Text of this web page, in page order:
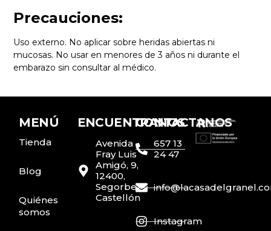
Precauciones:
Uso externo. No aplicar sobre heridas abiertas ni
mucosas. No usar en menores de 3 años ni durante el
embarazo sin consultar al médico.
MENÚ
Tienda
Blog
Quiénes
somos
ENCUENTRANOS
Avenida
Fray Luis
Amigó, 9,
12400,
Segorbe,
Castellón
CONTACTANOS
657 13
24 47
Instagram